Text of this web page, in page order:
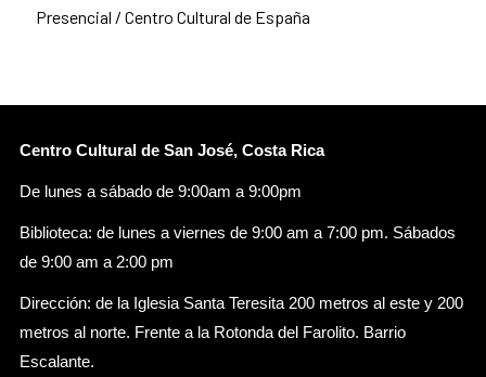
Presencial / Centro Cultural de España
Centro Cultural de San José, Costa Rica
De lunes a sábado de 9:00am a 9:00pm
Biblioteca: de lunes a viernes de 9:00 am a 7:00 pm. Sábados
de 9:00 am a 2:00 pm
Dirección: de la Iglesia Santa Teresita 200 metros al este y 200
metros al norte. Frente a la Rotonda del Farolito. Barrio
Escalante.